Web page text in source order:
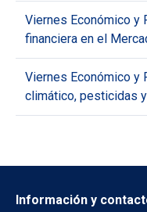
Viernes Económico y
financiera en el
Viernes Económico y
climático, pesticidas
Información y